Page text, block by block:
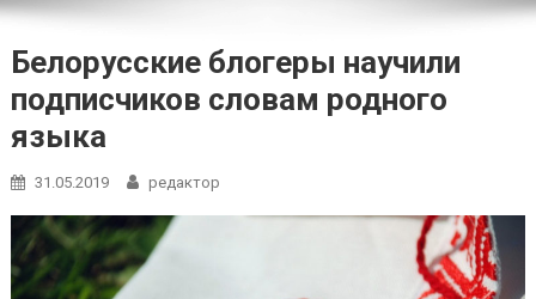
Белорусские блогеры научили
подписчиков словам родного
языка
31.05.2019 редактор